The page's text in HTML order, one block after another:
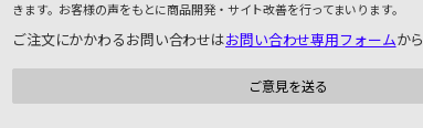
きます。お客様の声をもとに商品開発・サイト改善を行ってまいります。
ご注文にかかわるお問い合わせはお問い合わせ専用フォームから